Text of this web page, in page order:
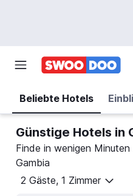
Beliebte Hotels
Günstige Hotels in
Finde in wenigen
Gambia
2 Gäste, 1 Zimmer